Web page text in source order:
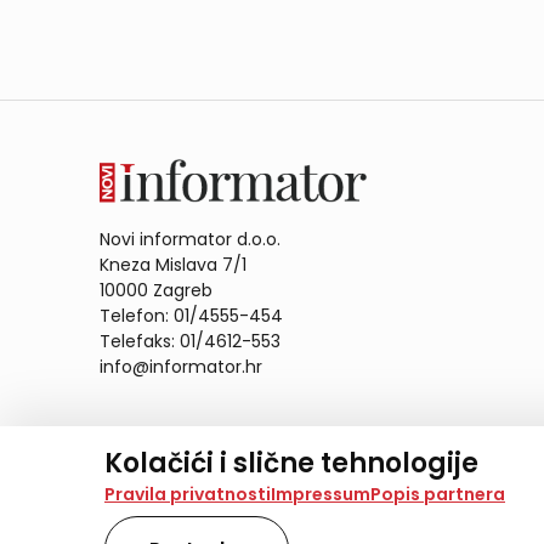
Kolačići i slične tehnologije
Na našoj web stranici koristimo kolačiće i slične
analiziramo promet na stranici te prikazujemo
također koriste ove tehnologije.
Pravila privatnostiImpressumPopis partnera
Novi informator d.o.o.
Kneza Mislava 7/1
10000 Zagreb
Telefon: 01/4555-454
Telefaks: 01/4612-553
info@informator.hr